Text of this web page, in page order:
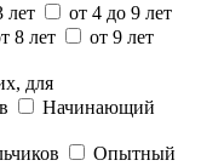
лет
от 4 до 9 лет
8 лет
от 9 лет
для
Начинающий
Опытный